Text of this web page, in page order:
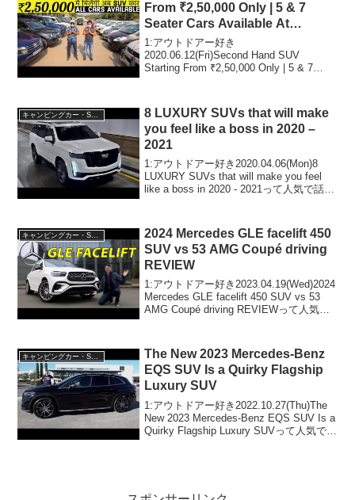
From ₹2,50,000 Only | 5 & 7
Seater Cars Available At
Zoomwheels
1:アウトドアー好き
2020.06.12(Fri)Second Hand SUV
Starting From ₹2,50,000 Only | 5 & 7
8 LUXURY SUVs that will make
you feel like a boss in 2020 –
2021
1:アウトドアー好き2020.04.06(Mon)8
LUXURY SUVs that will make you feel
like a boss in 2020 - 2021って人気で話題
キャンピングカー・SUV人気車種
2024 Mercedes GLE facelift 450
SUV vs 53 AMG Coupé driving
REVIEW
1:アウトドアー好き2023.04.19(Wed)2024
Mercedes GLE facelift 450 SUV vs 53
AMG Coupé driving REVIEWって人気で
The New 2023 Mercedes-Benz
EQS SUV Is a Quirky Flagship
Luxury SUV
1:アウトドアー好き2022.10.27(Thu)The
New 2023 Mercedes-Benz EQS SUV Is a
Quirky Flagship Luxury SUVって人気で話